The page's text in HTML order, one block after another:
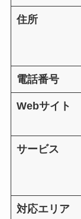
住所
電話番号
Webサイト
サービス
対応エリア